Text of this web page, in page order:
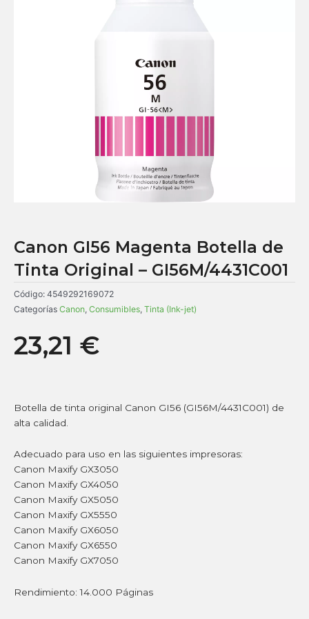
Canon GI56 Magenta Botella de
Tinta Original – GI56M/4431C001
Código: 4549292169072
Categorías Canon, Consumibles, Tinta (Ink-jet)
23,21 €
Botella de tinta original Canon GI56 (GI56M/4431C001) de
alta calidad.
Adecuado para uso en las siguientes impresoras:
Canon Maxify GX3050
Canon Maxify GX4050
Canon Maxify GX5050
Canon Maxify GX5550
Canon Maxify GX6050
Canon Maxify GX6550
Canon Maxify GX7050
Rendimiento: 14.000 Páginas